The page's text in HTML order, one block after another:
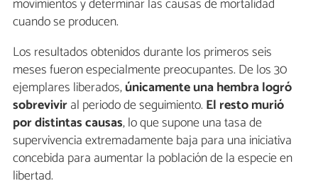
movimientos y determinar las causas de mortalidad
cuando se producen.
Los resultados obtenidos durante los primeros seis
meses fueron especialmente preocupantes. De los 30
ejemplares liberados,únicamente una hembra logró
sobreviviral periodo de seguimiento. El resto murió
por distintas causas, lo que supone una tasa de
supervivencia extremadamente baja para una iniciativa
concebida para aumentar la población de la especie en
libertad.